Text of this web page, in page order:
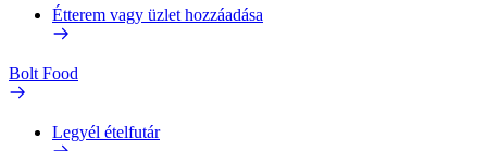
Étterem vagy üzlet hozzáadása
Bolt Food
Legyél ételfutár